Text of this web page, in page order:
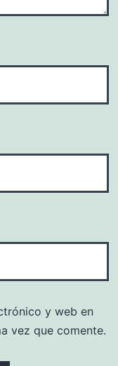
y web en
vez que comente.